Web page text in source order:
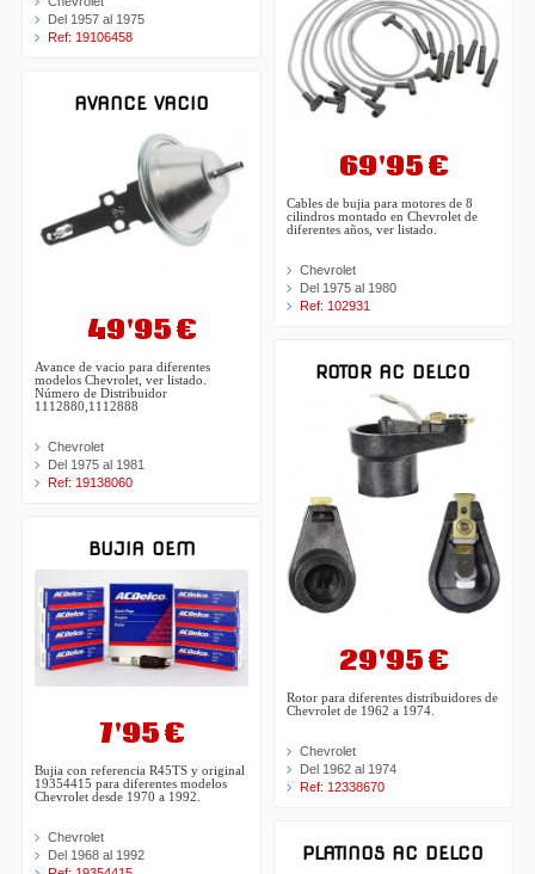
Del 1957 al 1975
Ref: 19106458
AVANCE VACIO
49'95 €
Avance de vacio para diferentes
modelos Chevrolet, ver listado.
Número de Distribuidor
1112880,1112888
Chevrolet
Del 1975 al 1981
Ref: 19138060
BUJIA OEM
7'95 €
Bujia con referencia R45TS y original
19354415 para diferentes modelos
Chevrolet desde 1970 a 1992.
Chevrolet
Del 1968 al 1992
69'95 €
Cables de bujia para motores de 8
cilindros montado en Chevrolet de
diferentes años, ver listado.
Chevrolet
Del 1975 al 1980
Ref: 102931
ROTOR AC DELCO
29'95 €
Rotor para diferentes distribuidores de
Chevrolet de 1962 a 1974.
Chevrolet
Del 1962 al 1974
Ref: 12338670
PLATINOS AC DELCO